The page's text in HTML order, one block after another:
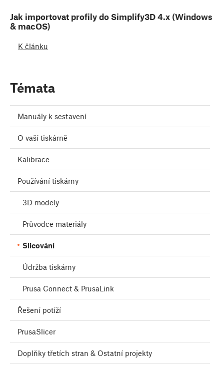
Jak importovat profily do Simplify3D 4.x (Windows
& macOS)
K článku
Témata
Manuály k sestavení
O vaší tiskárně
Kalibrace
Používání tiskárny
3D modely
Průvodce materiály
Slicování
Údržba tiskárny
Prusa Connect & PrusaLink
Řešení potíží
PrusaSlicer
Doplňky třetích stran & Ostatní projekty